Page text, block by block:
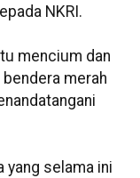
NKRI.
mencium dan
merah
yang selama ini